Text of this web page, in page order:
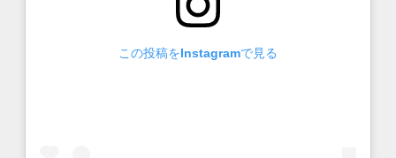
この投稿をInstagramで見る